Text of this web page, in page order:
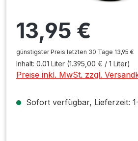
13,95 €
günstigster Preis letzten 30 Tage 13,95 €
Inhalt: 0.01 Liter (1.395,00 € / 1 Liter)
Preise inkl. MwSt. zzgl.
Sofort verfügbar, Lieferzeit: